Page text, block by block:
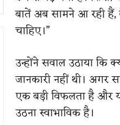
बातें अब सामने आ रही हैं, वे
चाहिए।”
उन्होंने सवाल उठाया कि
जानकारी नहीं थी। अगर
एक बड़ी विफलता है और
उठना स्वाभाविक है।